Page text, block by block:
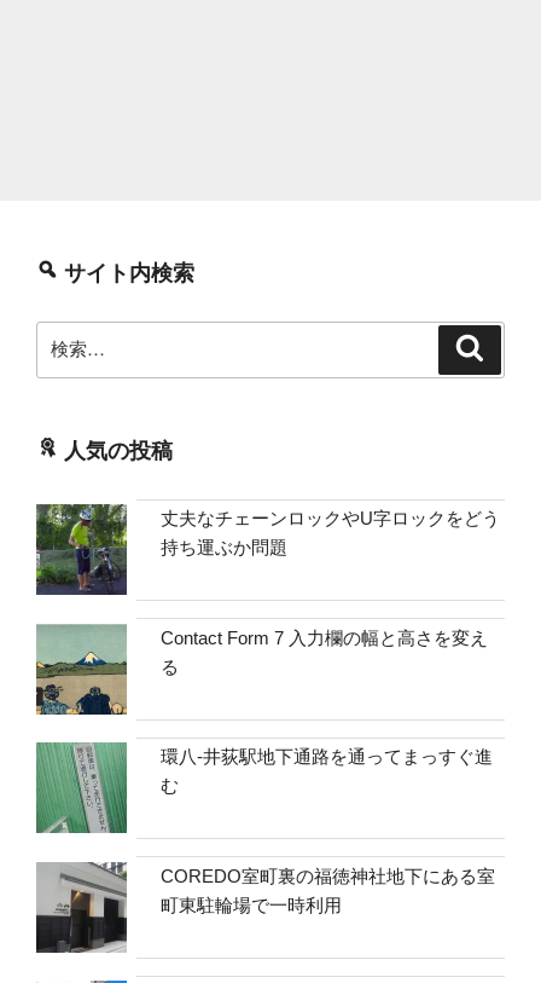
サイト内検索
索:
人気の投稿
丈夫なチェーンロックやU字ロックをどう
持ち運ぶか問題
Contact Form 7 入力欄の幅と高さを変え
る
環八-井荻駅地下通路を通ってまっすぐ進
む
COREDO室町裏の福徳神社地下にある室
町東駐輪場で一時利用